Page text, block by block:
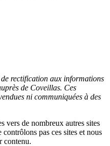
de rectification aux informations
de Coveillas. Ces
ni communiquées à des
vers de nombreux autres sites
pas ces sites et nous
contenu.